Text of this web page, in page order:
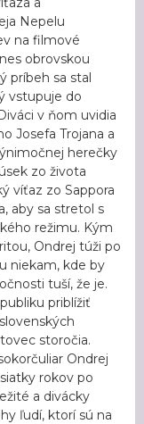
Nepelu
na filmové
obrovskou
príbeh sa stal
vstupuje do
v ňom uvidia
Josefa Trojana a
herečky
zo života
víťaz zo Sappora
aby sa stretol s
režimu. Kým
Ondrej túži po
niekam, kde by
tuší, že je.
priblížiť
storočia.
Ondrej
rokov po
a divácky
ľudí, ktorí sú na